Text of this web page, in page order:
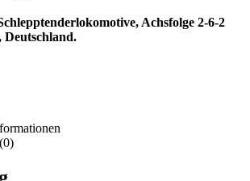
Achsfolge 2-6-2
Deutschland.